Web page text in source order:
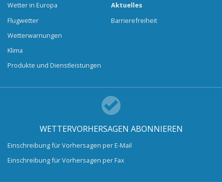
Wetter in Europa
Flugwetter
Wetterwarnungen
Klima
Produkte und Dienstleistungen
Aktuelles
Barrierefreiheit
WETTERVORHERSAGEN ABONNIEREN
Einschreibung für Vorhersagen per E-Mail
Einschreibung für Vorhersagen per Fax